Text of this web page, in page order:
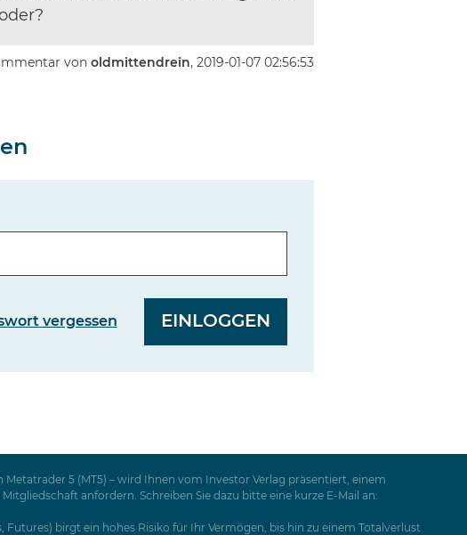
von oldmittendrein, 2019-01-07 02:56:53
vergessen
5 (MT5) – wird Ihnen vom Investor Verlag präsentiert, einem
anfordern. Schreiben Sie dazu bitte eine kurze E-Mail an:
birgt ein hohes Risiko für Ihr Vermögen, bis hin zu einem Totalverlust